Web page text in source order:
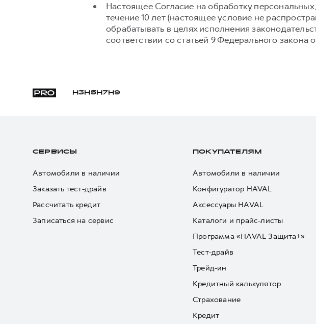
Настоящее Согласие на обработку
течение 10 лет (настоящее условие не
обрабатывать в целях исполнения
соответствии со статьей 9 Федерального
H3 H5H7 H9
СЕРВИСЫ
Автомобили в наличии
Заказать тест-драйв
Рассчитать кредит
Записаться на сервис
ПОКУПАТЕЛЯМ
Автомобили в наличии
Конфигуратор HAVAL
Аксессуары HAVAL
Каталоги и прайс-листы
Программа «HAVAL Защита+»
Тест-драйв
Трейд-ин
Кредитный калькулятор
Страхование
Кредит